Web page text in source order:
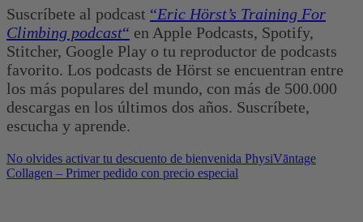
Suscríbete al podcast “Eric Hörst’s Training For
Climbing podcast“ en Apple Podcasts, Spotify,
Stitcher, Google Play o tu reproductor de podcasts
favorito. Los podcasts de Hörst se encuentran entre
los más populares del mundo, con más de 500.000
descargas en los últimos dos años. Suscríbete,
escucha y aprende.
No olvides activar tu descuento de bienvenida PhysiVāntage
Collagen – Primer pedido con precio especial